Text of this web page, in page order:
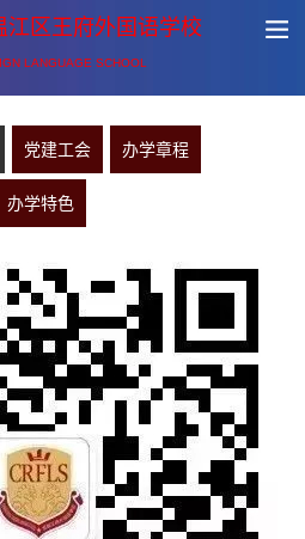
江区王府外国语学校
LANGUAGE SCHOOL
党建工会 办学章程
办学特色